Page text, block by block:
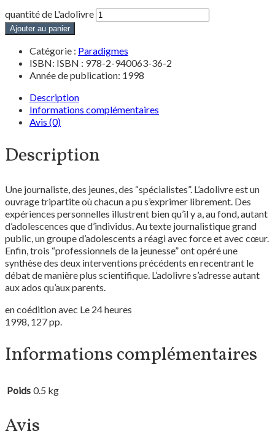
quantité de L'adolivre
Ajouter au panier
Catégorie : Paradigmes
ISBN: ISBN : 978-2-940063-36-2
Année de publication: 1998
Description
Informations complémentaires
Avis (0)
Description
Une journaliste, des jeunes, des “spécialistes”. L’adolivre est un
ouvrage tripartite où chacun a pu s’exprimer librement. Des
expériences personnelles illustrent bien qu’il y a, au fond, autant
d’adolescences que d’individus. Au texte journalistique grand
public, un groupe d’adolescents a réagi avec force et avec cœur.
Enfin, trois “professionnels de la jeunesse” ont opéré une
synthèse des deux interventions précédents en recentrant le
débat de manière plus scientifique. L’adolivre s’adresse autant
aux ados qu’aux parents.
en coédition avec Le 24 heures
1998, 127 pp.
Informations complémentaires
Poids 0.5 kg
Avis